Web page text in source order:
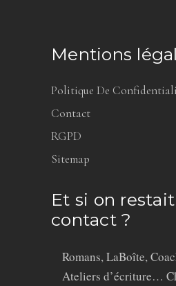
Mentions
Politique De
Contact
RGPD
Sitemap
Et si on
contact ?
Romans, LaBoîte,
Ateliers d’écriture…